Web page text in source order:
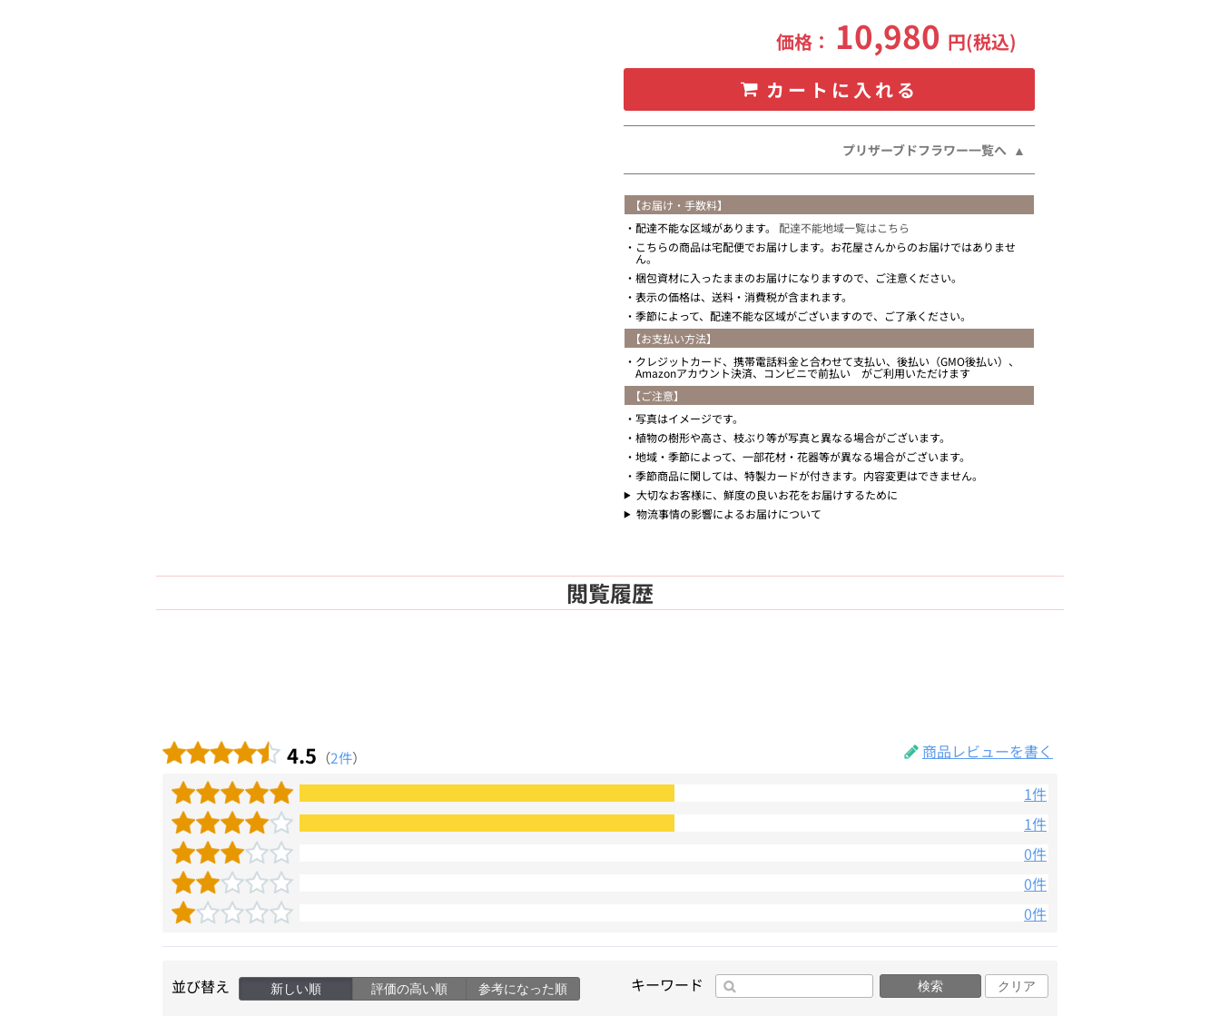
価格： 10,980 円(税込)
カートに入れる
プリザーブドフラワー一覧へ
【お届け・手数料】
配達不能な区域があります。 配達不能地域一覧はこちら
こちらの商品は宅配便でお届けします。お花屋さんからのお届けではありませ
ん。
梱包資材に入ったままのお届けになりますので、ご注意ください。
表示の価格は、送料・消費税が含まれます。
季節によって、配達不能な区域がございますので、ご了承ください。
【お支払い方法】
クレジットカード、携帯電話料金と合わせて支払い、後払い（GMO後払い）、
Amazonアカウント決済、コンビニで前払い がご利用いただけます
【ご注意】
写真はイメージです。
植物の樹形や高さ、枝ぶり等が写真と異なる場合がございます。
地域・季節によって、一部花材・花器等が異なる場合がございます。
季節商品に関しては、特製カードが付きます。内容変更はできません。
大切なお客様に、鮮度の良いお花をお届けするために
物流事情の影響によるお届けについて
閲覧履歴
4.5 （2件）
商品レビューを書く
1件
1件
0件
0件
0件
並び替え 新しい順 評価の高い順 参考になった順 キーワード 検索 クリア